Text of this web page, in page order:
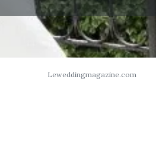
Leweddingmagazine.com